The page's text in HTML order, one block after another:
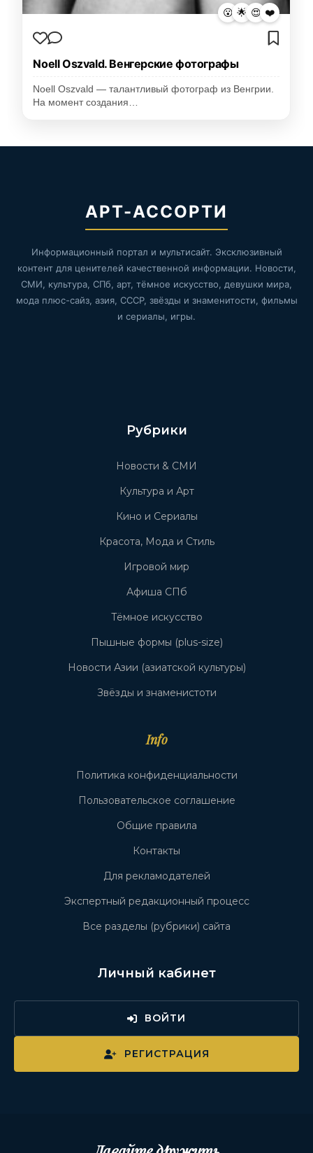
😮 🌟 😍 ❤️
Noell Oszvald. Венгерские фотографы
Noell Oszvald — талантливый фотограф из Венгрии.
На момент создания…
АРТ-АССОРТИ
Информационный портал и мультисайт. Эксклюзивный
контент для ценителей качественной информации. Новости,
СМИ, культура, СПб, арт, тёмное искусство, девушки мира,
мода плюс-сайз, азия, СССР, звёзды и знаменитости, фильмы
и сериалы, игры.
Рубрики
Новости & СМИ
Культура и Арт
Кино и Сериалы
Красота, Мода и Стиль
Игровой мир
Афиша СПб
Тёмное искусство
Пышные формы (plus-size)
Новости Азии (азиатской культуры)
Звёзды и знаменистоти
Info
Политика конфиденциальности
Пользовательское соглашение
Общие правила
Контакты
Для рекламодателей
Экспертный редакционный процесс
Все разделы (рубрики) сайта
Личный кабинет
ВОЙТИ
РЕГИСТРАЦИЯ